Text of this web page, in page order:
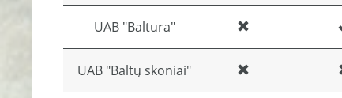
UAB "Baltura"
UAB "Baltų skoniai"